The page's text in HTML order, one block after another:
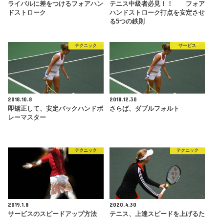
ライバルに差をつけるフォアハン
ドストローク
テニス中級者必見！！ フォア
ハンドストローク打点を安定させ
る5つの鉄則
テクニック
2018.10.8
即矯正して、安定バックハンドボ
レーマスター
サービス
2018.12.30
さらば、ダブルフォルト
テクニック
2019.1.8
サービスのスピードアップ方法
テクニック
2020.4.30
テニス、上達スピードを上げるた